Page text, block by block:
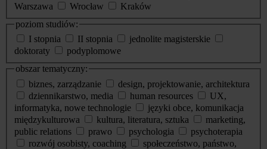
Warszawa
Wrocław
Kraków
poziom studiów:
I stopnia
II stopnia
jednolite magisterskie
doktoraty
podyplomowe
obszar tematyczny:
biznes, zarządzanie
design, projektowanie, architektura
dziennikarstwo, media
human resources
UX,
informatyka, nowe technologie
języki obce, komunikacja
międzykulturowa
kultura, literatura, sztuka
marketing,
public relations
prawo psychologia
psychoterapia
rozwój osobisty, coaching
społeczeństwo, państwo,